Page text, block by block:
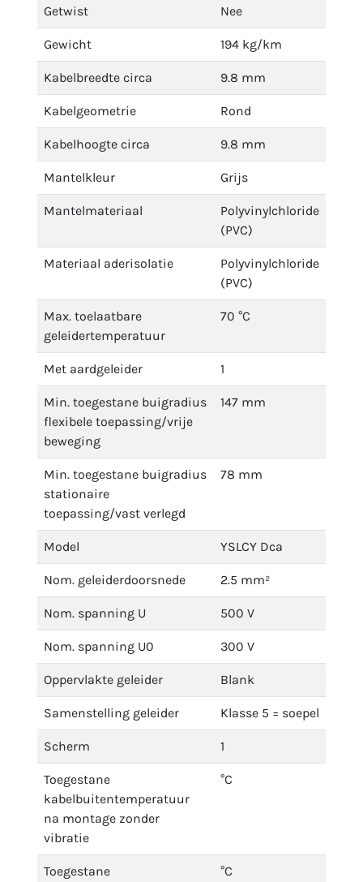
Getwist Nee
Gewicht 194 kg/km
Kabelbreedte circa 9.8 mm
Kabelgeometrie Rond
Kabelhoogte circa 9.8 mm
Mantelkleur Grijs
Mantelmateriaal
Polyvinylchloride
(PVC)
Materiaal aderisolatie
Polyvinylchloride
(PVC)
Max. toelaatbare
geleidertemperatuur
70 °C
Met aardgeleider 1
Min. toegestane buigradius
flexibele toepassing/vrije
beweging
147 mm
Min. toegestane buigradius
stationaire
toepassing/vast verlegd
78 mm
Model YSLCY Dca
Nom. geleiderdoorsnede 2.5 mm²
Nom. spanning U 500 V
Nom. spanning U0 300 V
Oppervlakte geleider Blank
Samenstelling geleider Klasse 5 = soepel
Scherm 1
Toegestane
kabelbuitentemperatuur
na montage zonder
vibratie
°C
Toegestane
°C